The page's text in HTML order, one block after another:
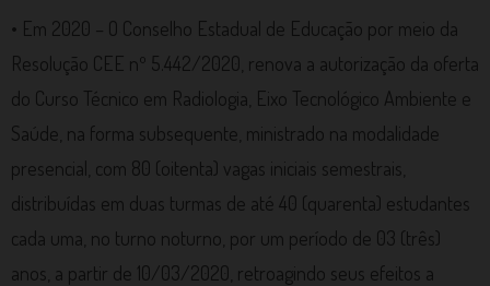
• Em 2020 – O Conselho Estadual de Educação por meio da
Resolução CEE nº 5.442/2020, renova a autorização da oferta
do Curso Técnico em Radiologia, Eixo Tecnológico Ambiente e
Saúde, na forma subsequente, ministrado na modalidade
presencial, com 80 (oitenta) vagas iniciais semestrais,
distribuídas em duas turmas de até 40 (quarenta) estudantes
cada uma, no turno noturno, por um período de 03 (três)
anos, a partir de 10/03/2020, retroagindo seus efeitos a